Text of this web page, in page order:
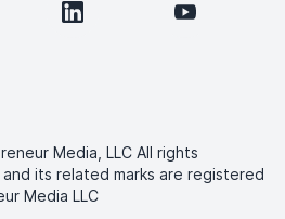
Media, LLC All rights
its related marks are registered
Media LLC